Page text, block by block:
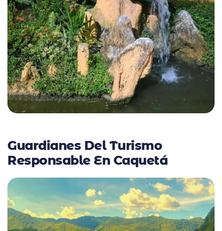
Guardianes Del Turismo
Responsable En Caquetá